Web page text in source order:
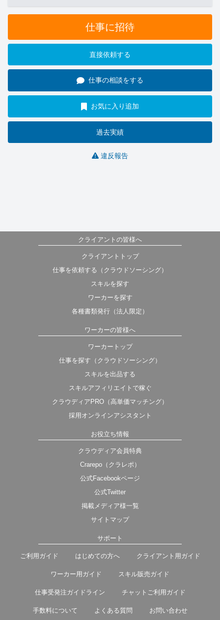
仕事に招待
直接依頼する
仕事の相談をする
お気に入り追加
過去実績
違反報告
クライアントの皆様へ
クライアントトップ
仕事を依頼する（クラウドソーシング）
スキルを探す
ワーカーを探す
各種書類発行（法人限定）
ワーカーの皆様へ
ワーカートップ
仕事を探す（クラウドソーシング）
スキルを出品する
スキルアフィリエイトで稼ぐ
クラウディアPRO（高単価マッチング）
採用オンラインアシスタント
お役立ち情報
クラウディア会員特典
Crarepo（クラレポ）
公式Facebookページ
公式Twitter
掲載メディア様一覧
サイトマップ
サポート
ご利用ガイド はじめての方へ クライアント用ガイド
ワーカー用ガイド スキル販売ガイド
仕事受発注ガイドライン チャットご利用ガイド
手数料について よくある質問 お問い合わせ